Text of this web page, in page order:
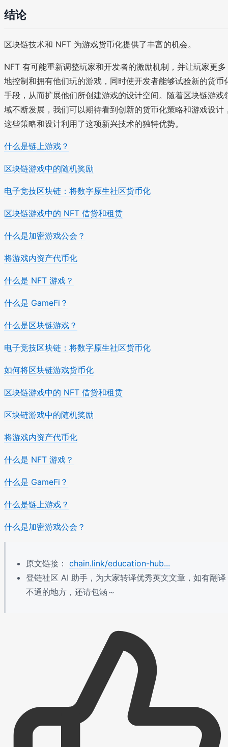
结论
区块链技术和 NFT 为游戏货币化提供了丰富的机会。
NFT 有可能重新调整玩家和开发者的激励机制，并让玩家更多
地控制和拥有他们玩的游戏，同时使开发者能够试验新的货币
手段，从而扩展他们所创建游戏的设计空间。随着区块链游戏
域不断发展，我们可以期待看到创新的货币化策略和游戏设计
这些策略和设计利用了这项新兴技术的独特优势。
什么是链上游戏？
区块链游戏中的随机奖励
电子竞技区块链：将数字原生社区货币化
区块链游戏中的 NFT 借贷和租赁
什么是加密游戏公会？
将游戏内资产代币化
什么是 NFT 游戏？
什么是 GameFi？
什么是区块链游戏？
电子竞技区块链：将数字原生社区货币化
如何将区块链游戏货币化
区块链游戏中的 NFT 借贷和租赁
区块链游戏中的随机奖励
将游戏内资产代币化
什么是 NFT 游戏？
什么是 GameFi？
什么是链上游戏？
什么是加密游戏公会？
原文链接： chain.link/education-hub...
登链社区 AI 助手，为大家转译优秀英文文章，如有翻译
不通的地方，还请包涵～